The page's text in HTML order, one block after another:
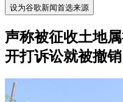
设为谷歌新闻首选来源
声称被征收土地
开打诉讼就被撤销